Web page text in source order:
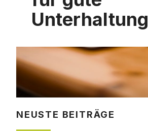
Unterhaltung
NEUSTE BEITRÄGE